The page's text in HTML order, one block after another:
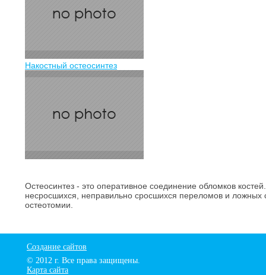
Накостный остеосинтез
Остеосинтез - это оперативное соединение обломков
несросшихся, неправильно сросшихся переломов и ложных
остеотомии.
Создание сайтов
© 2012 г. Все права защищены.
Карта сайта